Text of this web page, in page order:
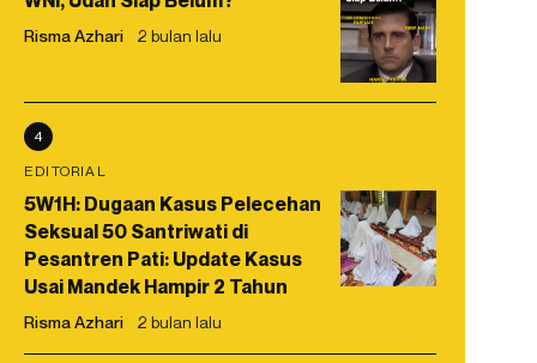
Risma Azhari 2 bulan lalu
4
EDITORIAL
5W1H: Dugaan Kasus Pelecehan
Seksual 50 Santriwati di
Pesantren Pati: Update Kasus
Usai Mandek Hampir 2 Tahun
Risma Azhari 2 bulan lalu